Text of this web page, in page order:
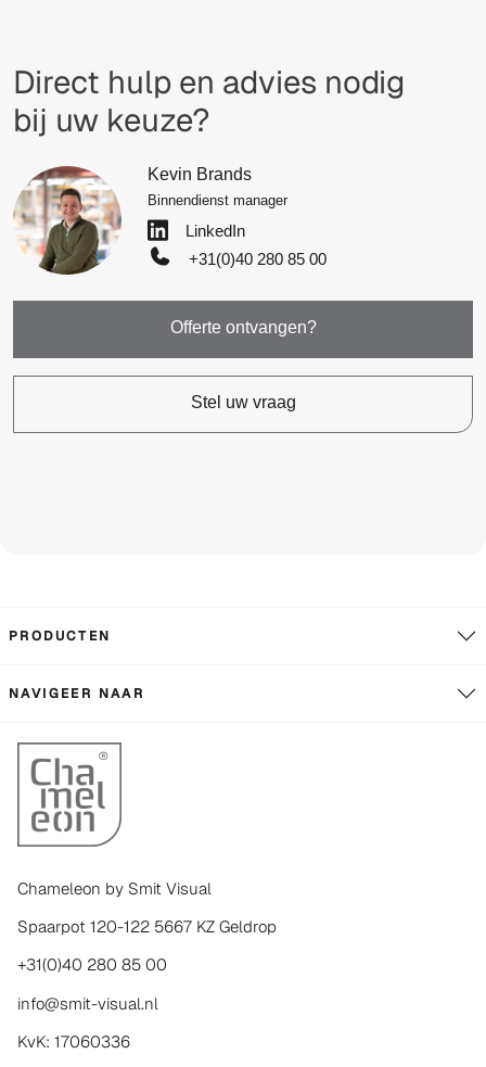
Direct hulp en advies nodig
bij uw keuze?
Kevin Brands
Binnendienst manager
LinkedIn
+31(0)40 280 85 00
Offerte ontvangen?
Stel uw vraag
PRODUCTEN
NAVIGEER NAAR
Chameleon by Smit Visual
Spaarpot 120-122 5667 KZ Geldrop
+31(0)40 280 85 00
info@smit-visual.nl
KvK: 17060336